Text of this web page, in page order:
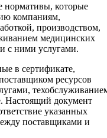
нормативы, которые
компаниям,
производством,
медицинских
с ними услугами.
в сертификате,
ресурсов
Настоящий документ
указанных
поставщиками и